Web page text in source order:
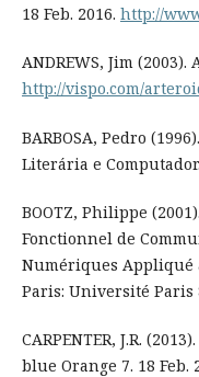
18 Feb. 2016. http://
ANDREWS, Jim (2003).
http://vispo.com/
BARBOSA, Pedro
Literária e
BOOTZ, Philippe
Fonctionnel de
Numériques Appliqué
Paris: Université Paris
CARPENTER, J.R.
blue Orange 7. 18 Feb.